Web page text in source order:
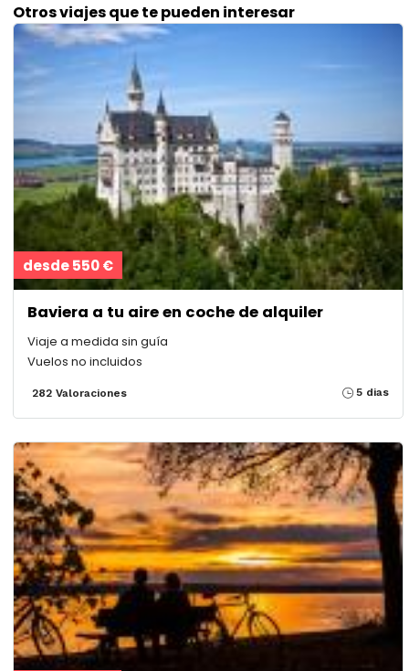
Otros viajes que te pueden interesar
desde 550 €
Baviera a tu aire en coche de alquiler
Viaje a medida sin guía
Vuelos no incluidos
282 Valoraciones 5 dias